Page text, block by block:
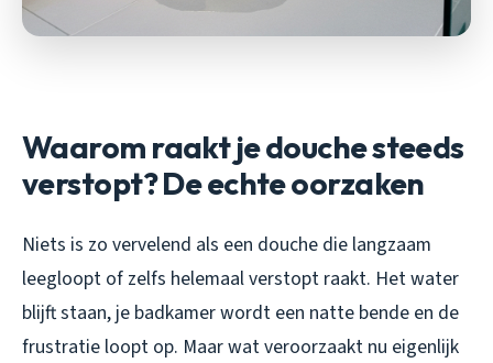
Waarom raakt je douche steeds
verstopt? De echte oorzaken
Niets is zo vervelend als een douche die langzaam
leegloopt of zelfs helemaal verstopt raakt. Het water
blijft staan, je badkamer wordt een natte bende en de
frustratie loopt op. Maar wat veroorzaakt nu eigenlijk